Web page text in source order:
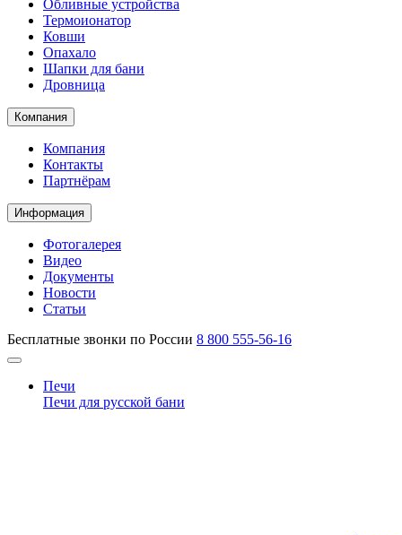
Обливные устройства
Термоионатор
Ковши
Опахало
Шапки для бани
Дровница
Компания
Компания
Контакты
Партнёрам
Информация
Фотогалерея
Видео
Документы
Новости
Статьи
Бесплатные звонки по России 8 800 555-56-16
Печи
Печи для русской бани